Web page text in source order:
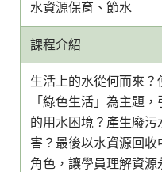
水資源保育、節水
課程介紹
生活上的水從何而來
「綠色生活」為主題
的用水困境？產生廢
害？最後以水資源回
角色，讓學員理解資